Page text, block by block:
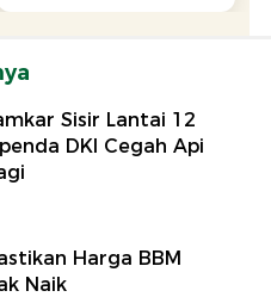
Sisir Lantai 12
DKI Cegah Api
Harga BBM
Naik